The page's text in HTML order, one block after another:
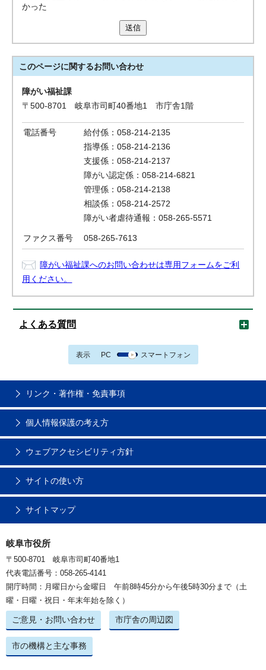
かった
送信
このページに関するお問い合わせ
障がい福祉課
〒500-8701 岐阜市司町40番地1 市庁舎1階
電話番号
給付係：058-214-2135
指導係：058-214-2136
支援係：058-214-2137
障がい認定係：058-214-6821
管理係：058-214-2138
相談係：058-214-2572
障がい者虐待通報：058-265-5571
ファクス番号 058-265-7613
障がい福祉課へのお問い合わせは専用フォームをご利
用ください。
よくある質問
表示 PC スマートフォン
リンク・著作権・免責事項
個人情報保護の考え方
ウェブアクセシビリティ方針
サイトの使い方
サイトマップ
岐阜市役所
〒500-8701 岐阜市司町40番地1
代表電話番号：058-265-4141
開庁時間：月曜日から金曜日 午前8時45分から午後5時30分まで（土
曜・日曜・祝日・年末年始を除く）
ご意見・お問い合わせ 市庁舎の周辺図
市の機構と主な事務